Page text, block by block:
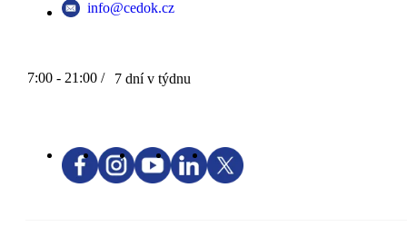
info@cedok.cz
7:00 - 21:00 / 7 dní v týdnu